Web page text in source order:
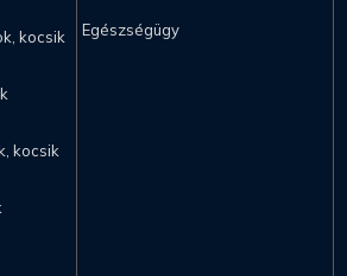
kocsik
kocsik
Egészségügy